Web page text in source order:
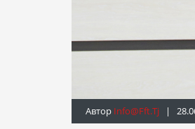
Автор Info@fft.tj |